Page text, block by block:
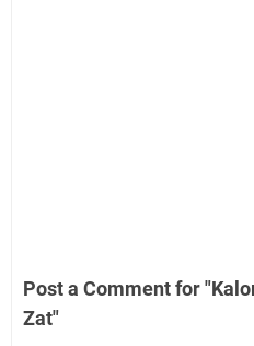
Post a Comment for
Zat"